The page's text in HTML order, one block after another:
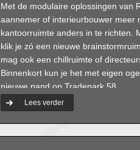
Met de modulaire oplossingen van
aannemer of interieurbouwer meer
kantoorruimte anders in te richten.
klik je zó een nieuwe
mag ook een chillruimte of
Binnenkort kun je het met eigen
nieuwe pand op Tradepark 58.
Lees verder